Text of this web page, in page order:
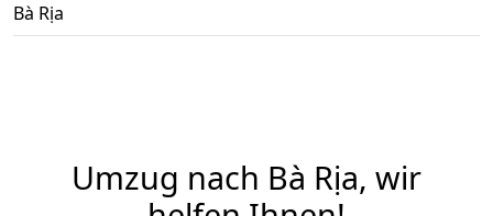
Bà Rịa
Umzug nach Bà Rịa, wir